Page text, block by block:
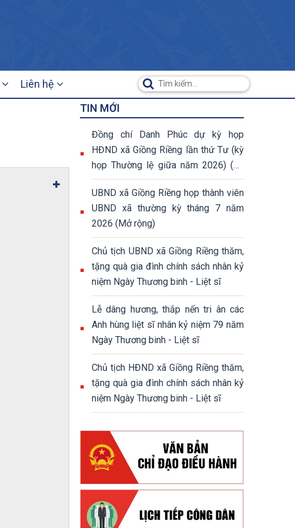
Liên hệ
TIN MỚI
Đồng chí Danh Phúc dự kỳ họp
HĐND xã Giồng Riềng lần thứ Tư (kỳ
họp Thường lệ giữa năm 2026) (07
nghị quyết đã được thông qua tại kỳ
họp)
UBND xã Giồng Riềng họp thành viên
UBND xã thường kỳ tháng 7 năm
2026 (Mở rộng)
Chủ tịch UBND xã Giồng Riềng thăm,
tặng quà gia đình chính sách nhân kỷ
niệm Ngày Thương binh - Liệt sĩ
Lễ dâng hương, thắp nến tri ân các
Anh hùng liệt sĩ nhân kỷ niệm 79 năm
Ngày Thương binh - Liệt sĩ
Chủ tịch HĐND xã Giồng Riềng thăm,
tặng quà gia đình chính sách nhân kỷ
niệm Ngày Thương binh - Liệt sĩ